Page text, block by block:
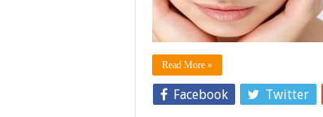
Read More »
Facebook Twitter